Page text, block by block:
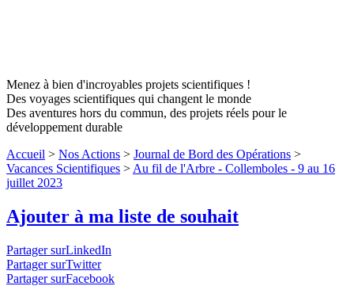
Menez à bien d'incroyables projets scientifiques !
Des voyages scientifiques qui changent le monde
Des aventures hors du commun, des projets réels pour le
développement durable
Accueil > Nos Actions > Journal de Bord des Opérations >
Vacances Scientifiques > Au fil de l'Arbre - Collemboles - 9 au 16
juillet 2023
Ajouter à ma liste de souhait
Partager surLinkedIn
Partager surTwitter
Partager surFacebook